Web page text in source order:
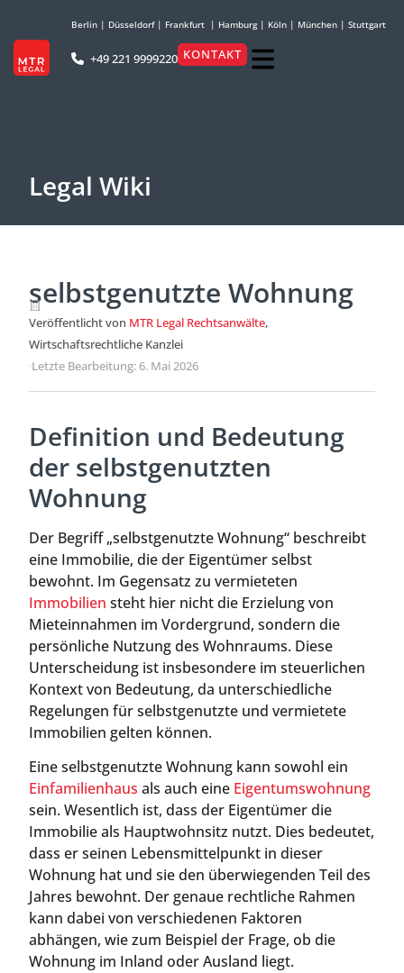
Berlin | Düsseldorf| Frankfurt | Hamburg| Köln | München | Stuttgart
+49 221 9999220 KONTAKT
Legal Wiki
selbstgenutzte Wohnung
Veröffentlicht von MTR Legal Rechtsanwälte,
Wirtschaftsrechtliche Kanzlei
·Letzte Bearbeitung: 6. Mai 2026
Definition und Bedeutung
der selbstgenutzten
Wohnung
Der Begriff „selbstgenutzte Wohnung“ beschreibt
eine Immobilie, die der Eigentümer selbst
bewohnt. Im Gegensatz zu vermieteten
Immobilien steht hier nicht die Erzielung von
Mieteinnahmen im Vordergrund, sondern die
persönliche Nutzung des Wohnraums. Diese
Unterscheidung ist insbesondere im steuerlichen
Kontext von Bedeutung, da unterschiedliche
Regelungen für selbstgenutzte und vermietete
Immobilien gelten können.
Eine selbstgenutzte Wohnung kann sowohl ein
Einfamilienhaus als auch eine Eigentumswohnung
sein. Wesentlich ist, dass der Eigentümer die
Immobilie als Hauptwohnsitz nutzt. Dies bedeutet,
dass er seinen Lebensmittelpunkt in dieser
Wohnung hat und sie den überwiegenden Teil des
Jahres bewohnt. Der genaue rechtliche Rahmen
kann dabei von verschiedenen Faktoren
abhängen, wie zum Beispiel der Frage, ob die
Wohnung im Inland oder Ausland liegt.